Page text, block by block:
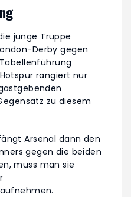
junge Truppe
Derby gegen
rangiert nur
zu diesem
Arsenal dann den
gegen die beiden
muss man sie